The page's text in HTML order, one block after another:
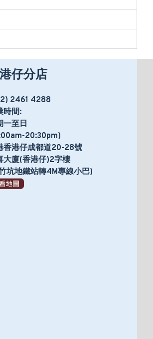
仔分店
2461 4288
時間:
一至日
20:30pm)
香港仔成都道20-28號
大廈(香港仔)2字樓
坑地鐵站轉4M專線小巴)